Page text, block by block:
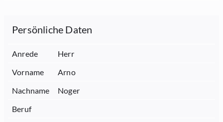
Persönliche Daten
Anrede
Herr
Vorname
Arno
Nachname
Noger
Beruf